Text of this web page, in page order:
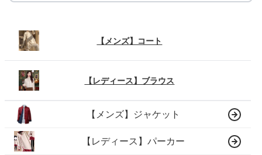
【メンズ】コート
【レディース】ブラウス
【メンズ】ジャケット
【レディース】パーカー